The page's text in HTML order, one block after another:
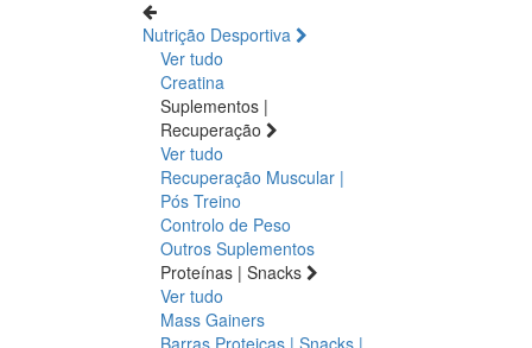
Nutrição Desportiva
Ver tudo
Creatina
Suplementos |
Recuperação
Ver tudo
Recuperação Muscular |
Pós Treino
Controlo de Peso
Outros Suplementos
Proteínas | Snacks
Ver tudo
Mass Gainers
Barras Proteicas | Snacks |